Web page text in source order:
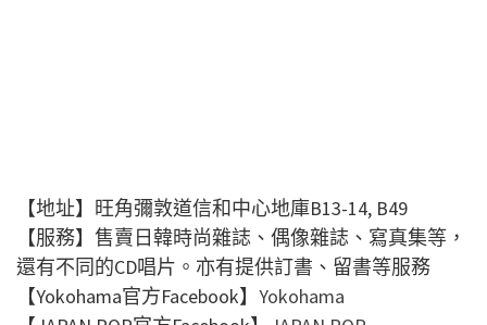
【地址】旺角彌敦道信和中心地庫B13-14, B49
【服務】售賣日韓時尚雜誌、偶像雜誌、寫真集等，
還有不同的CD唱片。亦有提供訂書、留書等服務
【Yokohama官方Facebook】 Yokohama